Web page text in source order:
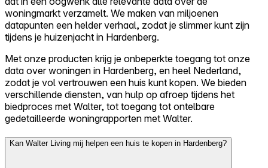
woningmarkt verzamelt. We maken van miljoenen
datapunten een helder verhaal, zodat je slimmer kunt zijn
tijdens je huizenjacht in Hardenberg.
Met onze producten krijg je onbeperkte toegang tot onze
data over woningen in Hardenberg, en heel Nederland,
zodat je vol vertrouwen een huis kunt kopen. We bieden
verschillende diensten, van hulp op afroep tijdens het
biedproces met Walter, tot toegang tot ontelbare
gedetailleerde woningrapporten met Walter.
Kan Walter Living mij helpen een huis te kopen in Hardenberg?